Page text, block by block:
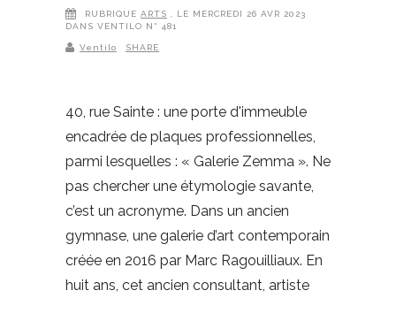
RUBRIQUE ARTS
, LE MERCREDI 26 AVR 2023
DANS VENTILO N° 481
Ventilo SHARE
40, rue Sainte : une porte d'immeuble
encadrée de plaques professionnelles,
parmi lesquelles : « Galerie Zemma ». Ne
pas chercher une étymologie savante,
c’est un acronyme. Dans un ancien
gymnase, une galerie d’art contemporain
créée en 2016 par Marc Ragouilliaux. En
huit ans, cet ancien consultant, artiste